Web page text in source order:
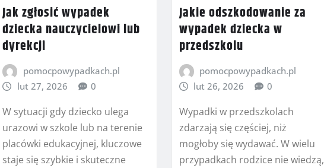
Jak zgłosić wypadek
dziecka nauczycielowi lub
dyrekcji
pomocpowypadkach.pl
lut 27, 2026
0
W sytuacji gdy dziecko ulega
urazowi w szkole lub na terenie
placówki edukacyjnej, kluczowe
staje się szybkie i skuteczne
Jakie odszkodowanie za
wypadek dziecka w
przedszkolu
pomocpowypadkach.pl
lut 26, 2026
0
Wypadki w przedszkolach
zdarzają się częściej, niż
mogłoby się wydawać. W wielu
przypadkach rodzice nie wiedzą,